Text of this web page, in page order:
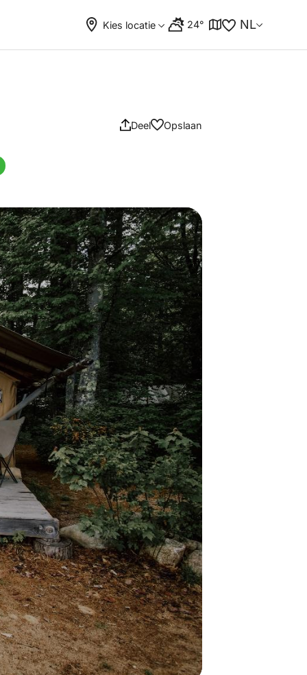
Kies locatie 24° NL
Deel Opslaan